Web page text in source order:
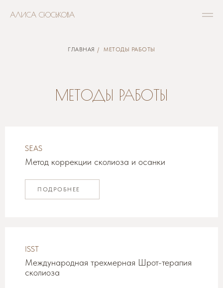
АЛИСА СЮСЬКОВА
ГЛАВНАЯ / МЕТОДЫ РАБОТЫ
МЕТОДЫ РАБОТЫ
SEAS
Метод коррекции сколиоза и осанки
ПОДРОБНЕЕ
ISST
Международная трехмерная Шрот-терапия
сколиоза